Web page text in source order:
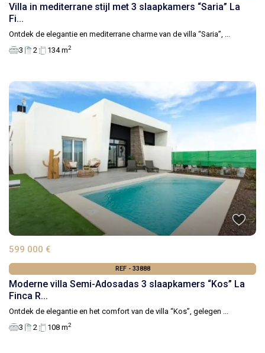
Villa in mediterrane stijl met 3 slaapkamers “Saria” La
Fi...
Ontdek de elegantie en mediterrane charme van de villa “Saria”,
3
2 134 m2
599 000 €
REF - 33888
Moderne villa Semi-Adosadas 3 slaapkamers “Kos” La
Finca R...
Ontdek de elegantie en het comfort van de villa “Kos”, gelegen
3
2 108 m2